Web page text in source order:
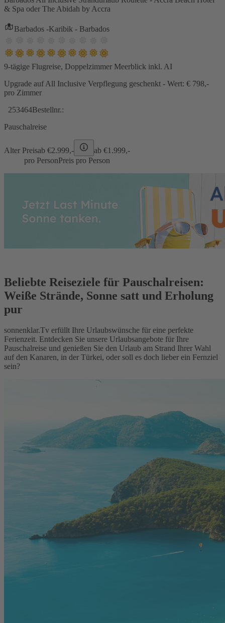
& Spa oder The Abidah by Accra
Barbados -Karibik - Barbados
9-tägige Flugreise, Doppelzimmer Meerblick inkl. AI
Upgrade auf All Inclusive Verpflegung geschenkt - Wert: € 798,-
pro Zimmer
253464Bestellnr.:
Pauschalreise
Alter Preisab €2.999,- ab €1.999,-
pro PersonPreis pro Person
Beliebte Reiseziele für Pauschalreisen:
Weiße Strände, Sonne satt und Erholung
pur
sonnenklar.Tv erfüllt Ihre Urlaubswünsche für eine perfekte
Ferienzeit. Entdecken Sie unsere Urlaubsangebote für Ihre
Pauschalreise und genießen Sie den Urlaub am Strand Ihrer Wahl
auf den Kanaren, in der Türkei, oder soll es doch lieber ein Fernziel
sein?